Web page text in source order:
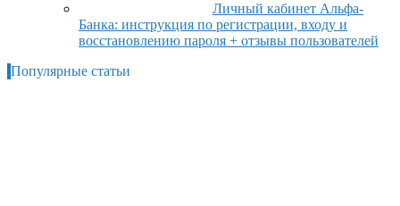
Личный кабинет Альфа-
Банка: инструкция по регистрации, входу и
восстановлению пароля + отзывы пользователей
Популярные статьи